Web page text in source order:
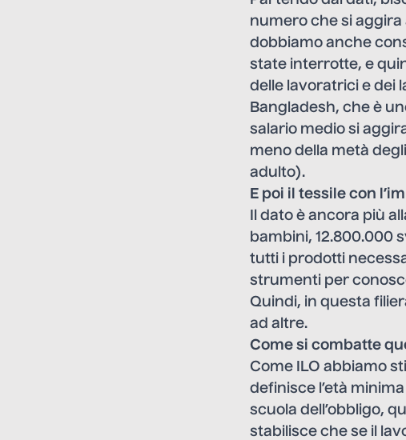
numero che si aggira
dobbiamo anche
state interrotte, e
delle lavoratrici e dei
Bangladesh, che è
salario medio si
meno della metà
adulto).
E poi il tessile con
Il dato è ancora più
bambini, 12.800.000
tutti i prodotti
strumenti per
Quindi, in questa
ad altre.
Come si combatte
Come ILO abbiamo
definisce l’età
scuola dell’obbligo,
stabilisce che se il